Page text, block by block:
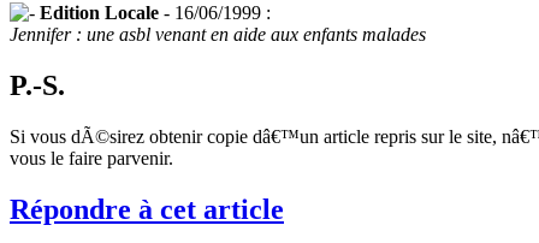
Edition Locale - 16/06/1999 :
Jennifer : une asbl venant en aide aux enfants malades
P.-S.
Si vous dÃ©sirez obtenir copie dâ€™un article repris sur le site,
vous le faire parvenir.
Répondre à cet article